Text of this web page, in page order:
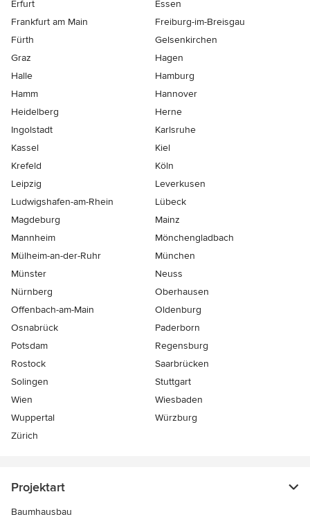
Erfurt
Essen
Frankfurt am Main
Freiburg-im-Breisgau
Fürth
Gelsenkirchen
Graz
Hagen
Halle
Hamburg
Hamm
Hannover
Heidelberg
Herne
Ingolstadt
Karlsruhe
Kassel
Kiel
Krefeld
Köln
Leipzig
Leverkusen
Ludwigshafen-am-Rhein
Lübeck
Magdeburg
Mainz
Mannheim
Mönchen­gladbach
Mülheim-an-der-Ruhr
München
Münster
Neuss
Nürnberg
Oberhausen
Offenbach-am-Main
Oldenburg
Osnabrück
Paderborn
Potsdam
Regensburg
Rostock
Saarbrücken
Solingen
Stuttgart
Wien
Wiesbaden
Wuppertal
Würzburg
Zürich
Projektart
Baumhausbau